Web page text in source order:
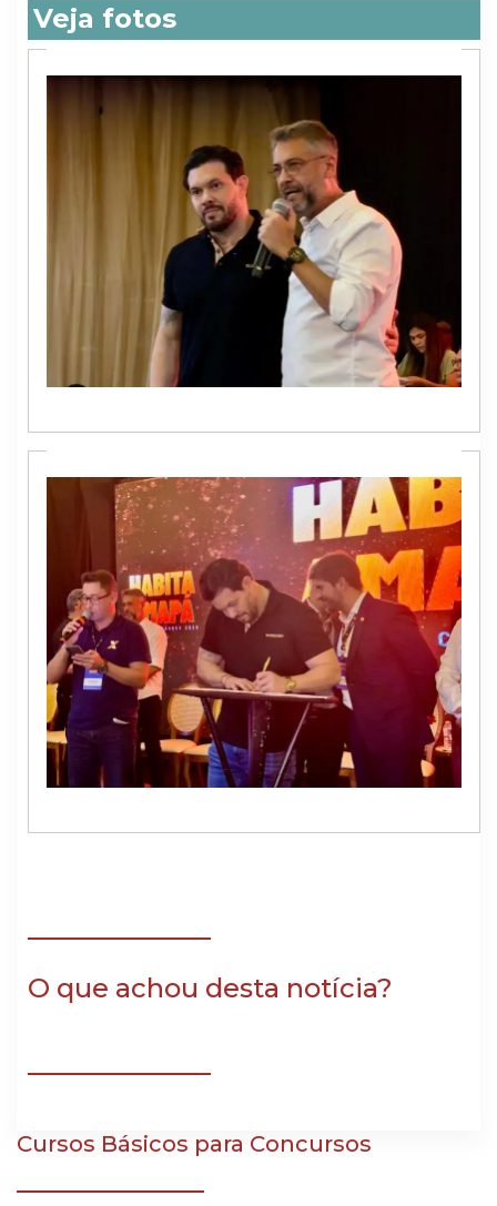
Veja fotos
O que achou desta notícia?
Cursos Básicos para Concursos